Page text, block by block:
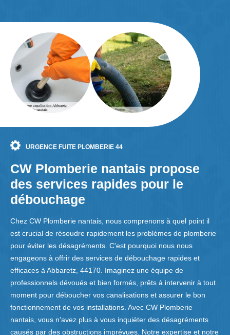
URGENCE FUITE PLOMBERIE 44
CW Plomberie nantais propose
des services rapides pour le
débouchage
Chez CW Plomberie nantais, nous comprenons à quel point il
est crucial de résoudre rapidement les problèmes de plomberie
pour éviter les désagréments. C'est pourquoi nous nous
engageons à offrir des services de débouchage rapides et
efficaces à Abbaretz, 44170. Imaginez une équipe de
professionnels dévoués et bien formés, prêts à intervenir à tout
moment pour déboucher vos canalisations et assurer le bon
fonctionnement de vos installations. Avec CW Plomberie
nantais, vous n'avez plus à vous inquiéter des désagréments
causés par des obstructions imprévues. Notre expertise et notre